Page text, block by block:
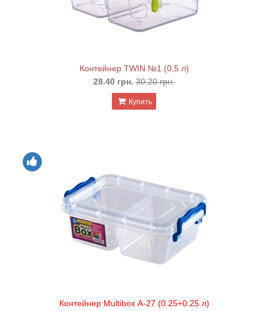
Контейнер TWIN №1 (0,5 л)
28.40 грн. 30.20 грн.
Купить
Контейнер Multibox А-27 (0.25+0.25 л)